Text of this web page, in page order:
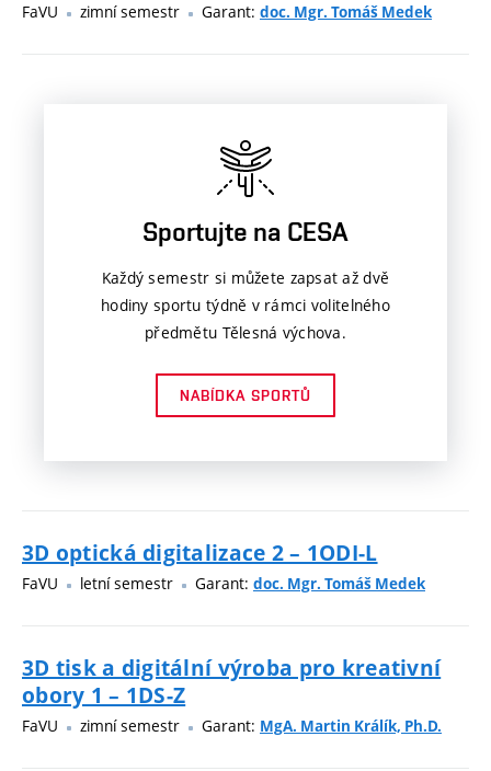
FaVU zimní semestr Garant: doc. Mgr. Tomáš Medek
Sportujte na CESA
Každý semestr si můžete zapsat až dvě
hodiny sportu týdně v rámci volitelného
předmětu Tělesná výchova.
NABÍDKA SPORTŮ
3D optická digitalizace 2 – 1ODI-L
FaVU letní semestr Garant: doc. Mgr. Tomáš Medek
3D tisk a digitální výroba pro kreativní
obory 1 – 1DS-Z
FaVU zimní semestr Garant: MgA. Martin Králík, Ph.D.